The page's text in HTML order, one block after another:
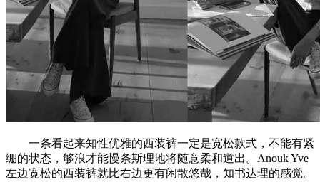
一条看起来知性优雅的西装裤一定是宽松款式，不能有紧
绷的状态，够浪才能慢条斯理地将随意柔和道出。Anouk Yve
左边宽松的西装裤就比右边更有闲散悠哉，知书达理的感觉。